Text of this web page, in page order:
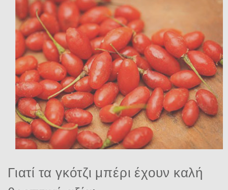
Γιατί τα γκότζι μπέρι έχουν καλή